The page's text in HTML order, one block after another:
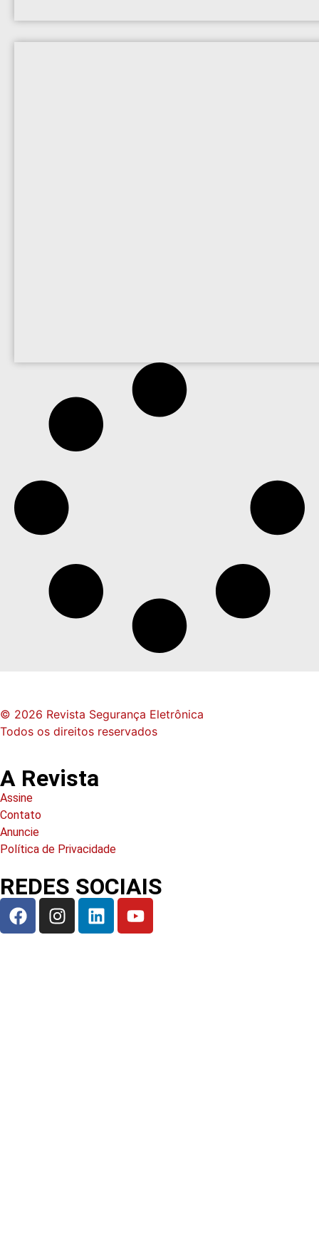
© 2026 Revista Segurança Eletrônica
Todos os direitos reservados
A Revista
Assine
Contato
Anuncie
Política de Privacidade
REDES SOCIAIS